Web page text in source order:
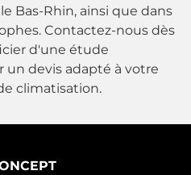
Bas-Rhin, ainsi que dans
Contactez-nous dès
d'une étude
un devis adapté à votre
climatisation.